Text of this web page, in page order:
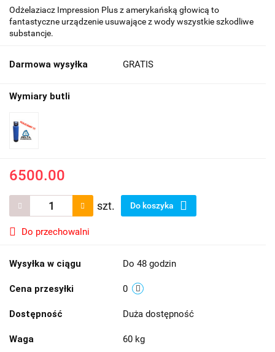
Odżelaziacz Impression Plus z amerykańską głowicą to
fantastyczne urządzenie usuwające z wody wszystkie szkodliwe
substancje.
Darmowa wysyłka GRATIS
Wymiary butli
6500.00
szt. Do koszyka
Do przechowalni
Wysyłka w ciągu Do 48 godzin
Cena przesyłki 0
Dostępność Duża dostępność
Waga 60 kg